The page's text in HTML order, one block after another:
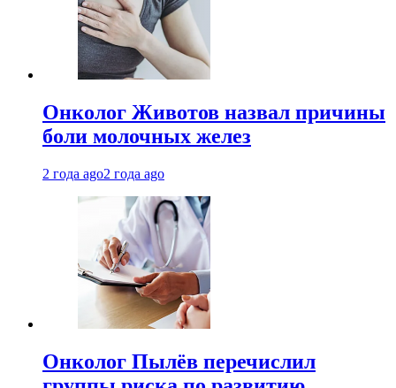
Онколог Животов назвал причины
боли молочных желез
2 года ago2 года ago
Онколог Пылёв перечислил